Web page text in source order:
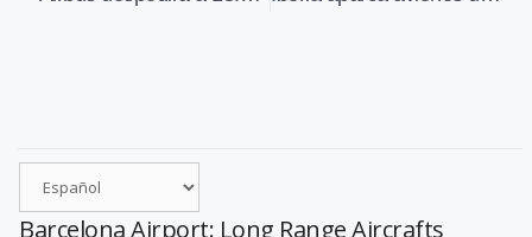
Barcelona Airport: Long Range Aircrafts